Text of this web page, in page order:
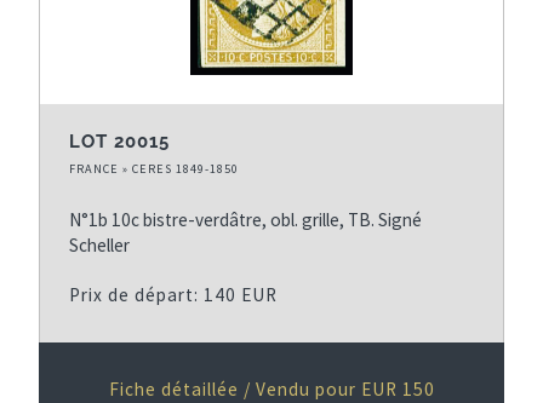
LOT 20015
FRANCE » CERES 1849-1850
N°1b 10c bistre-verdâtre, obl. grille, TB. Signé
Scheller
Prix de départ: 140 EUR
Fiche détaillée / Vendu pour EUR 150